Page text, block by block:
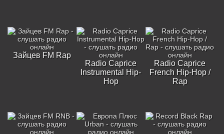
Зайцев FM Rap
Radio Caprice
Instrumental Hip-
Hop
Radio Caprice
French Hip-Hop /
Rap